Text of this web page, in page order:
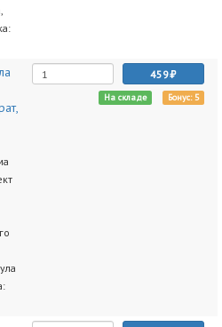
459
На складе Бонус: 5